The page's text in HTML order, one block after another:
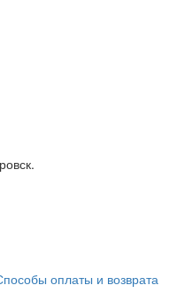
оплаты и возврата